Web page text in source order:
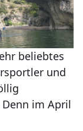
beliebtes
und
im April